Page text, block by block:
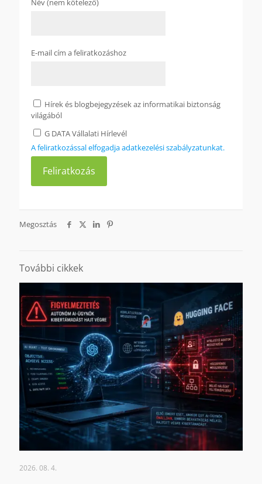
Név (nem kötelező)
E-mail cím a feliratkozáshoz
Hírek és blogbejegyzések az informatikai biztonság
világából
G DATA Vállalati Hírlevél
A feliratkozással elfogadja adatkezelési szabályzatunkat.
Megosztás
További cikkek
2026. 08. 4.